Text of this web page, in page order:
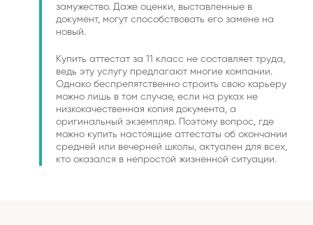
замужество. Даже оценки, выставленные в
документ, могут способствовать его замене на
новый.
Купить аттестат за 11 класс не составляет труда,
ведь эту услугу предлагают многие компании.
Однако беспрепятственно строить свою карьеру
можно лишь в том случае, если на руках не
низкокачественная копия документа, а
оригинальный экземпляр. Поэтому вопрос, где
можно купить настоящие аттестаты об окончании
средней или вечерней школы, актуален для всех,
кто оказался в непростой жизненной ситуации.